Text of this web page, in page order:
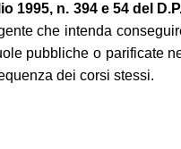
1995, n. 394 e 54 del
che intenda
pubbliche o parificate
dei corsi stessi.